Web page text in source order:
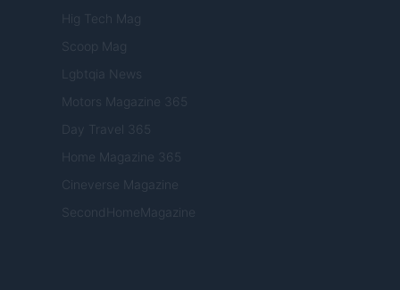
Hig Tech Mag
Scoop Mag
Lgbtqia News
Motors Magazine 365
Day Travel 365
Home Magazine 365
Cineverse Magazine
SecondHomeMagazine